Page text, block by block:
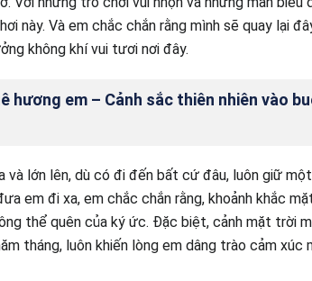
này. Và em chắc chắn rằng mình sẽ quay lại
không khí vui tươi nơi đây.
hương em – Cảnh sắc thiên nhiên vào
và lớn lên, dù có đi đến bất cứ đâu, luôn giữ
em đi xa, em chắc chắn rằng, khoảnh khắc
thể quên của ký ức. Đặc biệt, cảnh mặt trời
tháng, luôn khiến lòng em dâng trào cảm xúc